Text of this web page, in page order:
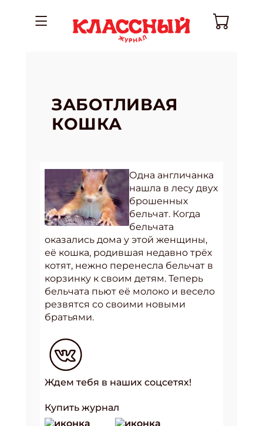
ЗАБОТЛИВАЯ
КОШКА
Одна англичанка
нашла в лесу двух
брошенных
бельчат. Когда
бельчата
оказались дома у этой женщины,
её кошка, родившая недавно трёх
котят, нежно перенесла бельчат в
корзинку к своим детям. Теперь
бельчата пьют её молоко и весело
резвятся со своими новыми
братьями.
Ждем тебя в наших соцсетях!
Купить журнал